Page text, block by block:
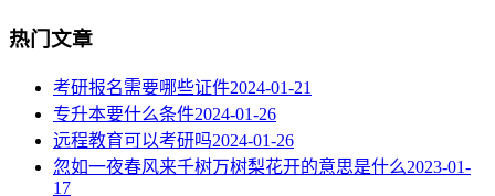
热门文章
考研报名需要哪些证件2024-01-21
专升本要什么条件2024-01-26
远程教育可以考研吗2024-01-26
忽如一夜春风来千树万树梨花开的意思是什么2023-01-
17